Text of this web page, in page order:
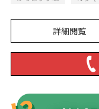
詳細閲覧